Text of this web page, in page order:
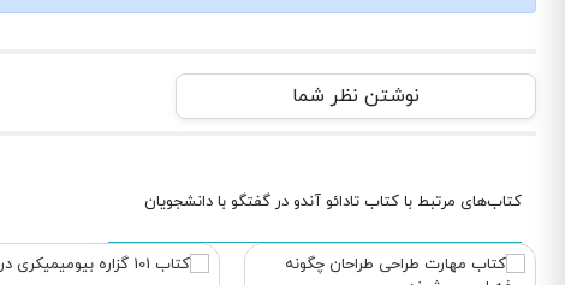
نوشتن نظر شما
کتاب‌های مرتبط با کتاب تادائو آندو در گفتگو با دانشجویان